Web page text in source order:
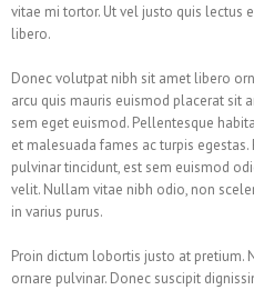
vitae mi tortor. Ut vel justo quis
libero.
Donec volutpat nibh sit amet libero
arcu quis mauris euismod placerat sit
sem eget euismod. Pellentesque
et malesuada fames ac turpis
pulvinar tincidunt, est sem euismod
velit. Nullam vitae nibh odio, non
in varius purus.
Proin dictum lobortis justo at pretium.
ornare pulvinar. Donec suscipit